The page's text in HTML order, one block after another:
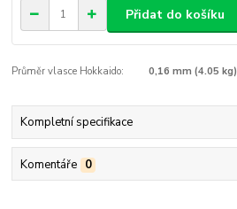
Přidat do košíku
Průměr vlasce Hokkaido: 0,16 mm (4.05 kg)
Kompletní specifikace
Komentáře 0